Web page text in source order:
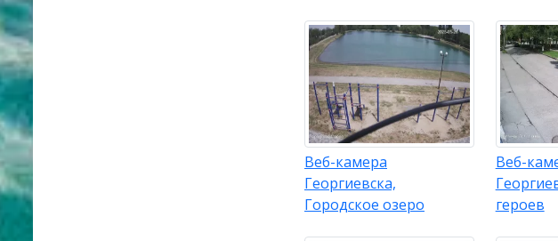
Веб-камера
Георгиевска,
Городское озеро
Веб-
героев